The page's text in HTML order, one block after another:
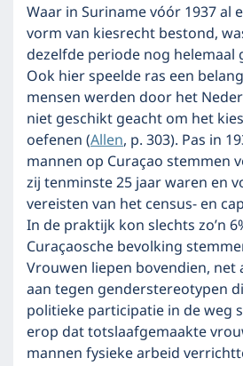
Waar in Suriname vóór 1937 al
vorm van kiesrecht bestond,
dezelfde periode nog helemaal
Ook hier speelde ras een
mensen werden door het
niet geschikt geacht om het
oefenen (Allen, p. 303). Pas in
mannen op Curaçao stemmen
zij tenminste 25 jaar waren en
vereisten van het census- en
In de praktijk kon slechts zo’n
Curaçaosche bevolking
Vrouwen liepen bovendien, net
aan tegen genderstereotypen
politieke participatie in de weg
erop dat totslaafgemaakte
mannen fysieke arbeid